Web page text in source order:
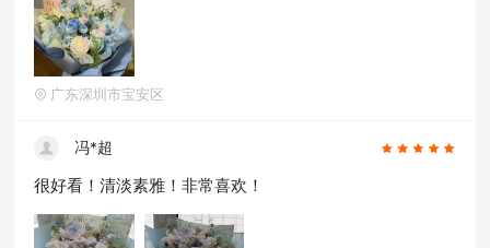
广东深圳市宝安区
冯*超
很好看！清淡素雅！非常喜欢！